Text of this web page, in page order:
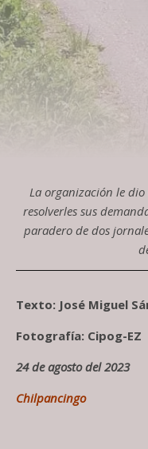
La organización le
resolverles sus
paradero de dos
Texto: José Miguel
Fotografía: Cipog-EZ
24 de agosto del 2023
Chilpancingo